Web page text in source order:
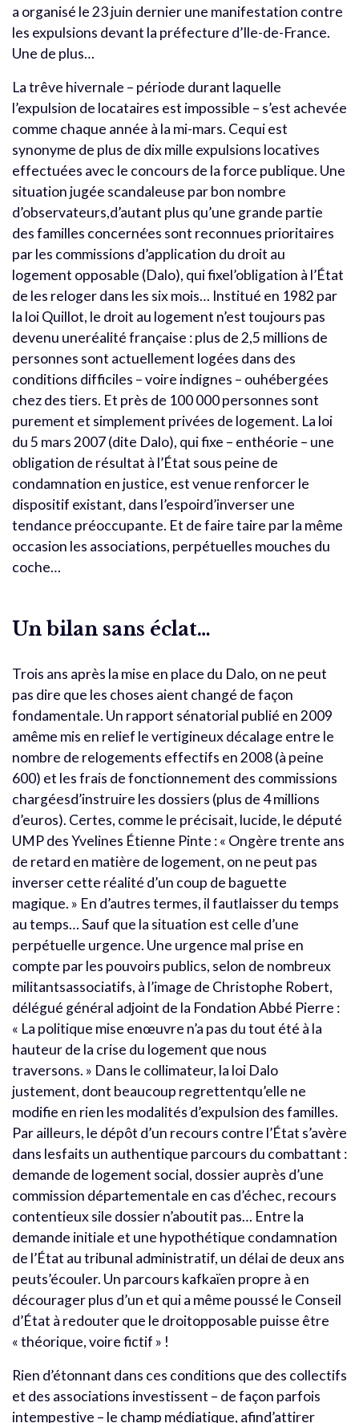
a organisé le 23 juin dernier une manifestation contre
les expulsions devant la préfecture d’Ile-de-France.
Une de plus…
La trêve hivernale – période durant laquelle
l’expulsion de locataires est impossible – s’est achevée
comme chaque année à la mi-mars. Cequi est
synonyme de plus de dix mille expulsions locatives
effectuées avec le concours de la force publique. Une
situation jugée scandaleuse par bon nombre
d’observateurs,d’autant plus qu’une grande partie
des familles concernées sont reconnues prioritaires
par les commissions d’application du droit au
logement opposable (Dalo), qui fixel’obligation à l’État
de les reloger dans les six mois… Institué en 1982 par
la loi Quillot, le droit au logement n’est toujours pas
devenu uneréalité française : plus de 2,5 millions de
personnes sont actuellement logées dans des
conditions difficiles – voire indignes – ouhébergées
chez des tiers. Et près de 100 000 personnes sont
purement et simplement privées de logement. La loi
du 5 mars 2007 (dite Dalo), qui fixe – enthéorie – une
obligation de résultat à l’État sous peine de
condamnation en justice, est venue renforcer le
dispositif existant, dans l’espoird’inverser une
tendance préoccupante. Et de faire taire par la même
occasion les associations, perpétuelles mouches du
coche…
Un bilan sans éclat…
Trois ans après la mise en place du Dalo, on ne peut
pas dire que les choses aient changé de façon
fondamentale. Un rapport sénatorial publié en 2009
amême mis en relief le vertigineux décalage entre le
nombre de relogements effectifs en 2008 (à peine
600) et les frais de fonctionnement des commissions
chargéesd’instruire les dossiers (plus de 4 millions
d’euros). Certes, comme le précisait, lucide, le député
UMP des Yvelines Étienne Pinte : « Ongère trente ans
de retard en matière de logement, on ne peut pas
inverser cette réalité d’un coup de baguette
magique. » En d’autres termes, il fautlaisser du temps
au temps… Sauf que la situation est celle d’une
perpétuelle urgence. Une urgence mal prise en
compte par les pouvoirs publics, selon de nombreux
militantsassociatifs, à l’image de Christophe Robert,
délégué général adjoint de la Fondation Abbé Pierre :
« La politique mise enœuvre n’a pas du tout été à la
hauteur de la crise du logement que nous
traversons. » Dans le collimateur, la loi Dalo
justement, dont beaucoup regrettentqu’elle ne
modifie en rien les modalités d’expulsion des familles.
Par ailleurs, le dépôt d’un recours contre l’État s’avère
dans lesfaits un authentique parcours du combattant :
demande de logement social, dossier auprès d’une
commission départementale en cas d’échec, recours
contentieux sile dossier n’aboutit pas… Entre la
demande initiale et une hypothétique condamnation
de l’État au tribunal administratif, un délai de deux ans
peuts’écouler. Un parcours kafkaïen propre à en
décourager plus d’un et qui a même poussé le Conseil
d’État à redouter que le droitopposable puisse être
« théorique, voire fictif » !
Rien d’étonnant dans ces conditions que des collectifs
et des associations investissent – de façon parfois
intempestive – le champ médiatique, afind’attirer